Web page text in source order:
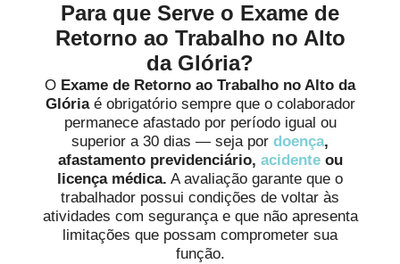
Para que Serve o Exame de
Retorno ao Trabalho no Alto
da Glória?
O Exame de Retorno ao Trabalho no Alto da
Glóriaé obrigatório sempre que o colaborador
permanece afastado por período igual ou
superior a 30 dias — seja por doença,
afastamento previdenciário, acidenteou
licença médica. A avaliação garante que o
trabalhador possui condições de voltar às
atividades com segurança e que não apresenta
limitações que possam comprometer sua
função.